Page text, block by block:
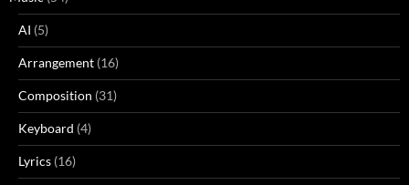
AI (5)
Arrangement (16)
Composition (31)
Keyboard (4)
Lyrics (16)